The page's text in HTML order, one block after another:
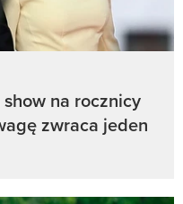
na rocznicy
zwraca jeden